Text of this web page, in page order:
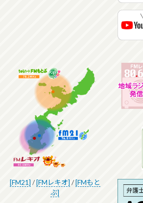
[FM21] /[FMレキオ] /[FMもと
ぶ]